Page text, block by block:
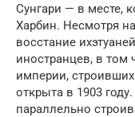
Сунгари — в месте,
Харбин. Несмотря
восстание
иностранцев, в том
империи,
открыта в 1903
параллельно